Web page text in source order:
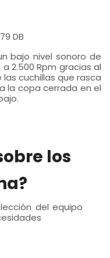
DB
bajo nivel sonoro de
a 2.500 Rpm gracias al
cuchillas que rasca
la copa cerrada en el
los
del equipo